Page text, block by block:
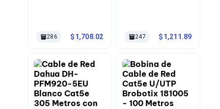
Mousepads
Controles de Juego para PC
Servidores
Accesorios para Servidores
Racks y Gabinetes
Charolas para Racks y Gabinetes
286 1,708.02 247 1,211.89